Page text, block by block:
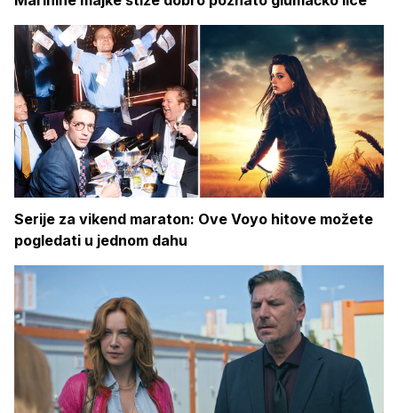
Serije za vikend maraton: Ove Voyo hitove možete
pogledati u jednom dahu